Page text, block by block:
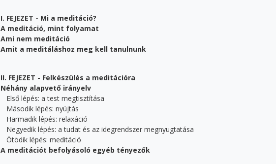
I. FEJEZET - Mi a meditáció?
A meditáció, mint folyamat
Ami nem meditáció
Amit a meditáláshoz meg kell tanulnunk
II. FEJEZET - Felkészülés a meditációra
Néhány alapvető irányelv
Első lépés: a test megtisztítása
Második lépés: nyújtás
Harmadik lépés: relaxáció
Negyedik lépés: a tudat és az idegrendszer megnyugtatása
Ötödik lépés: meditáció
A meditációt befolyásoló egyéb tényezők